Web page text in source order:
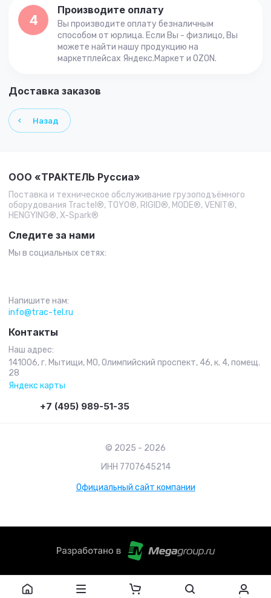
4
Производите оплату
Вы производите оплату безналичным
способом от юрлица. Если Вы - физлицо, Вы
можете найти нашу продукцию на
маркетплейсах Яндекс.Маркет и OZON.
Доставка заказов
Назад
ООО «ТРАКТЕЛЬ Руссиа»
Поставка и техническое обслуживание грузоподъёмного
оборудования Tractel®, TOYO®, RIGID®, MODE®, VENIT®,
HENGYING®, X-Spark®
Следите за нами
Мы в социальных сетях:
Напишите нам:
info@trac-tel.ru
Контакты
Наш адрес:
141006, г. Мытищи, МО, Олимпийский проспект, 46, к. 4, помещ.
28
Яндекс карты
+7 (495) 989-51-35
© 2025 - 2026
ИНН 7707645214
Официальный сайт компании